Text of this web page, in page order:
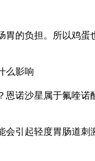
负担。所以鸡蛋
沙星属于氟喹诺
起轻度胃肠道刺